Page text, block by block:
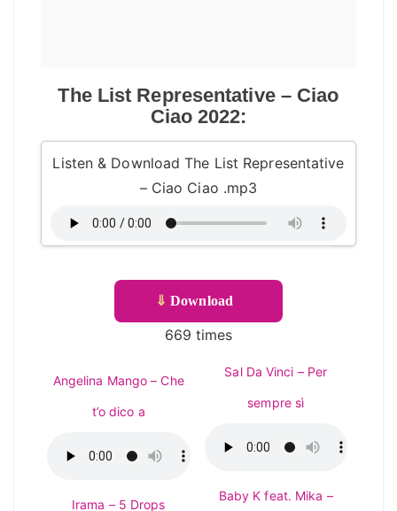
The List Representative – Ciao
Ciao 2022:
Listen & Download The List Representative
– Ciao Ciao .mp3
⇓ Download
669 times
Angelina Mango – Che
t’o dico a
Irama – 5 Drops
Sal Da Vinci – Per
sempre sì
Baby K feat. Mika –